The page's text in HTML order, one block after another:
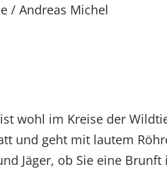
/ Andreas Michel
wohl im Kreise der
und geht mit lautem
Jäger, ob Sie eine